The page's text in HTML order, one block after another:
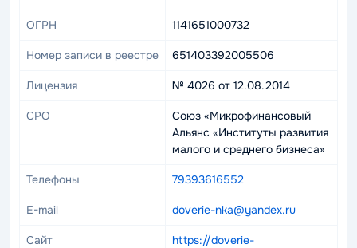
ОГРН 1141651000732
Номер записи в реестре 651403392005506
Лицензия № 4026 от 12.08.2014
СРО
Союз «Микрофинансовый
Альянс «Институты развития
малого и среднего бизнеса»
Телефоны 79393616552
E-mail doverie-nka@yandex.ru
Сайт
https://doverie-